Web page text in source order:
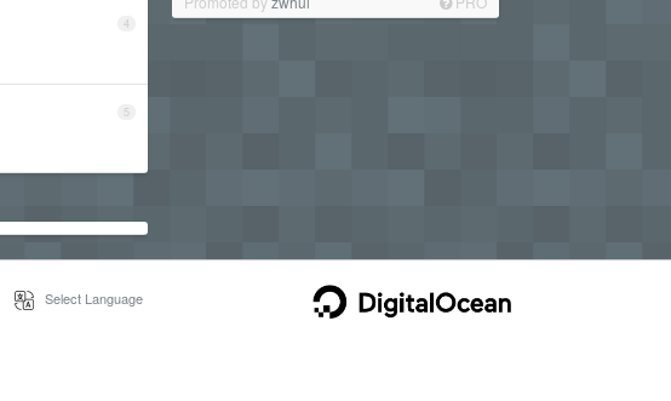
4
5
Select Language